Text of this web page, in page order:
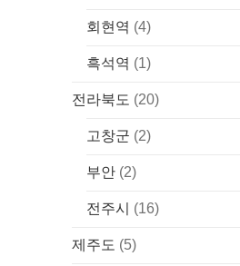
회현역 (4)
흑석역 (1)
전라북도 (20)
고창군 (2)
부안 (2)
전주시 (16)
제주도 (5)